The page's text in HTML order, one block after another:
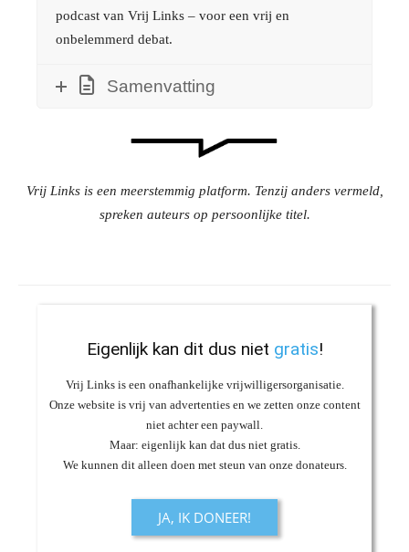
podcast van Vrij Links – voor een vrij en
onbelemmerd debat.
Samenvatting
Vrij Links is een meerstemmig platform. Tenzij anders vermeld,
spreken auteurs op persoonlijke titel.
Eigenlijk kan dit dus niet gratis!
Vrij Links is een onafhankelijke vrijwilligersorganisatie.
Onze website is vrij van advertenties en we zetten onze content
niet achter een paywall.
Maar: eigenlijk kan dat dus niet gratis.
We kunnen dit alleen doen met steun van onze donateurs.
JA, IK DONEER!